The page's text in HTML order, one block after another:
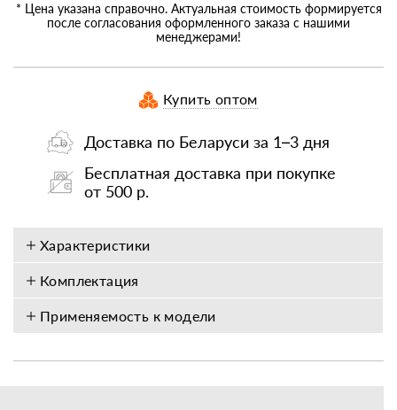
* Цена указана справочно. Актуальная стоимость формируется
после согласования оформленного заказа с нашими
менеджерами!
Купить оптом
Доставка по Беларуси за 1–3 дня
Бесплатная доставка при покупке
от 500 р.
Характеристики
Комплектация
Применяемость к модели